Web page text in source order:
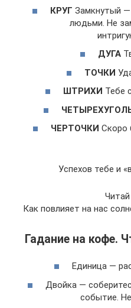
КРУГ Замкнутый
людьми. Не
ДУГА
ТОЧКИ
ШТРИХИ Тебе
ЧЕРТОЧКИ Скоро
Успехов тебе и
Как повлияет на нас
Гадание на кофе.
Единица —
Двойка —
событие.